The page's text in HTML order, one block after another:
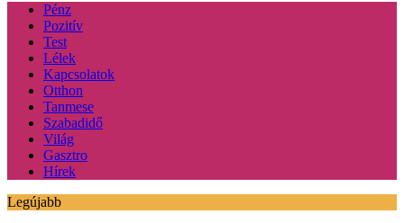
Pénz
Pozitív
Test
Lélek
Kapcsolatok
Otthon
Tanmese
Szabadidő
Világ
Gasztro
Hírek
Legújabb